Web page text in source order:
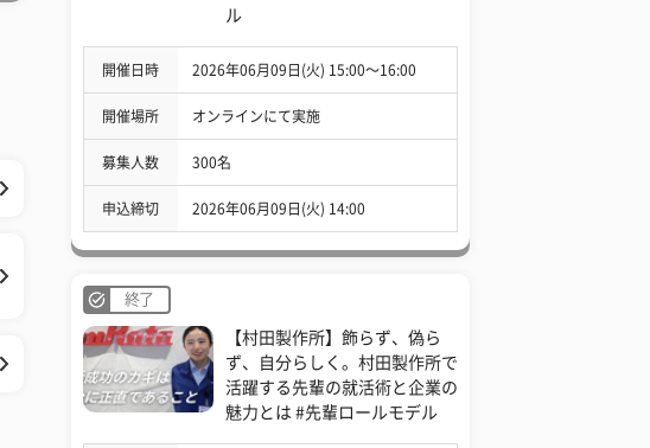
ル
開催日時 2026年06月09日(火) 15:00〜16:00
開催場所 オンラインにて実施
募集人数 300名
申込締切 2026年06月09日(火) 14:00
終了
【村田製作所】飾らず、偽ら
ず、自分らしく。村田製作所で
活躍する先輩の就活術と企業の
魅力とは #先輩ロールモデル